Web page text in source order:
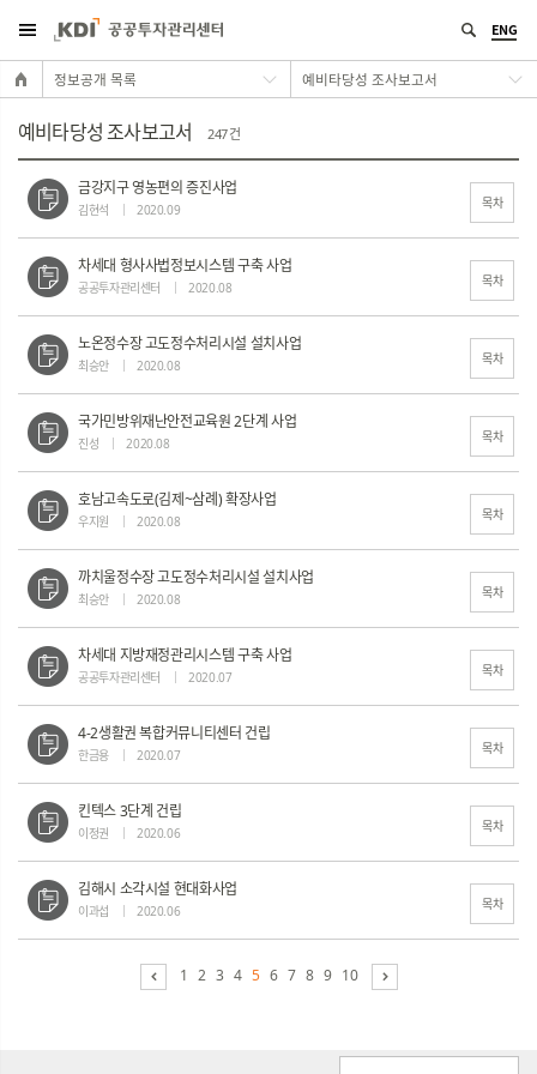
ENG
정보공개 목록 예비타당성 조사보고서
예비타당성 조사보고서 247 건
금강지구 영농편의 증진사업
김현석 2020.09 목차
차세대 형사사법정보시스템 구축 사업
공공투자관리센터 2020.08 목차
노온정수장 고도정수처리시설 설치사업
최승안 2020.08 목차
국가민방위재난안전교육원 2단계 사업
진성 2020.08 목차
호남고속도로(김제~삼례) 확장사업
우지원 2020.08 목차
까치울정수장 고도정수처리시설 설치사업
최승안 2020.08 목차
차세대 지방재정관리시스템 구축 사업
공공투자관리센터 2020.07 목차
4-2생활권 복합커뮤니티센터 건립
한금용 2020.07 목차
킨텍스 3단계 건립
이정권 2020.06 목차
김해시 소각시설 현대화사업
이과섭 2020.06 목차
1 2 3 4 5 6 7 8 9 10